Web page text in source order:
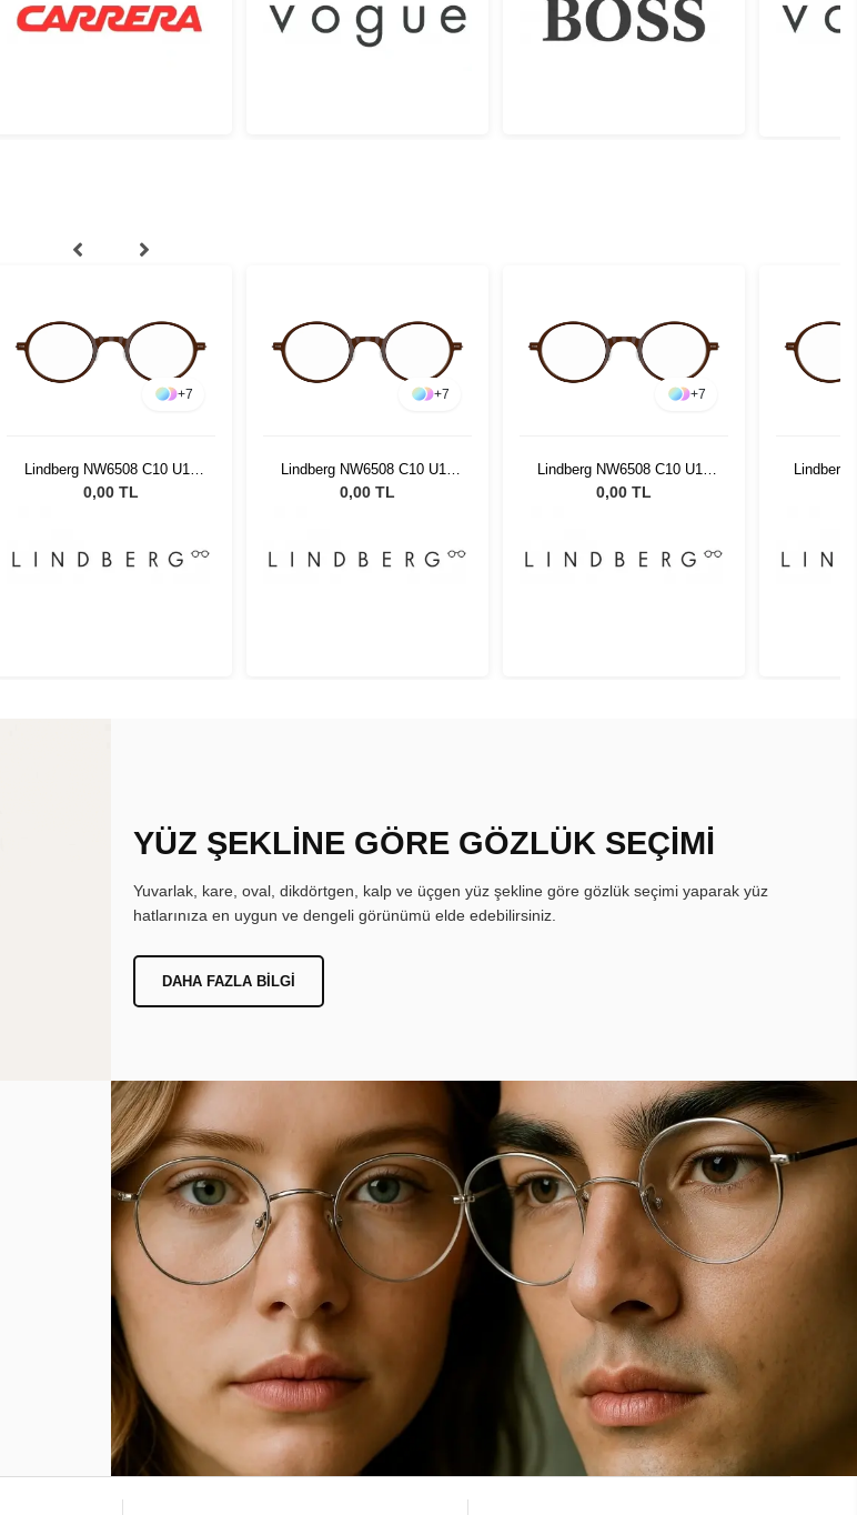
+7
Lindberg NW6508 C10 U12
44 150
0,00 TL
+7
Lindberg NW6508 C10 U12
44 150
0,00 TL
+7
Lindberg NW6508 C10 U12
44 150
0,00 TL
Lindberg
YÜZ ŞEKLİNE GÖRE GÖZLÜK SEÇİMİ
Yuvarlak, kare, oval, dikdörtgen, kalp ve üçgen yüz şekline göre gözlük seçimi yaparak yüz
hatlarınıza en uygun ve dengeli görünümü elde edebilirsiniz.
DAHA FAZLA BILGI